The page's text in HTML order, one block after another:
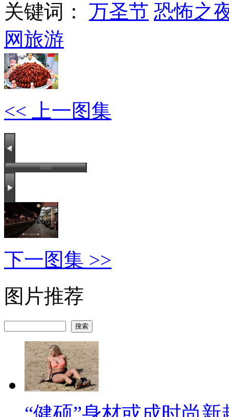
关键词： 万圣节 恐怖之
网旅游
<< 上一图集
下一图集 >>
图片推荐